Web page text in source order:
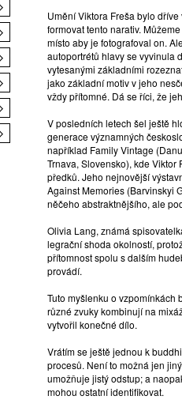
Umění Viktora Freša bylo
formovat tento narativ.
místo aby je fotografoval on.
autoportrétů hlavy se vyvinula
vytesanými základními
jako základní motiv v jeho
vždy přítomné. Dá se říci, že
V posledních letech šel ještě
generace významných
například Family Vintage
Trnava, Slovensko), kde
předků. Jeho nejnovější
Against Memories (Barvinskyi
něčeho abstraktnějšího, ale
Olivia Lang, známá
legrační shoda okolností,
přítomnost spolu s dalším
provádí.
Tuto myšlenku o vzpomínkách
různé zvuky kombinují na
vytvořil konečné dílo.
Vrátím se ještě jednou k
procesů. Není to možná jen
umožňuje jistý odstup; a
mohou ostatní identifikovat.